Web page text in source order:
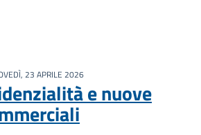
23 APRILE 2026
e nuove